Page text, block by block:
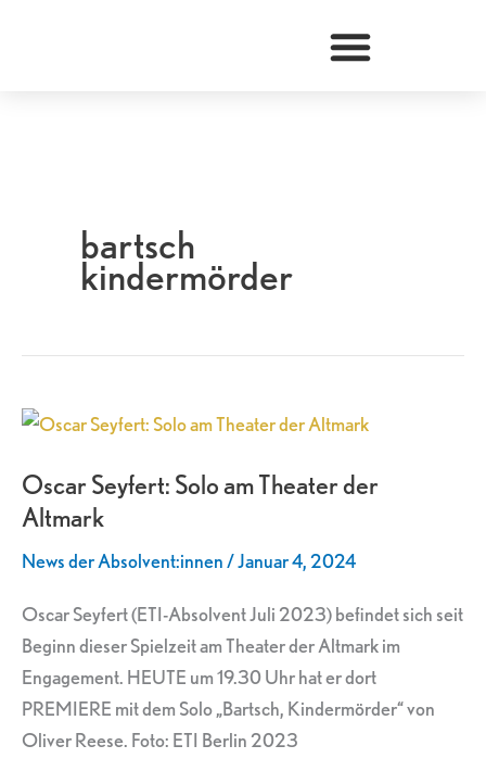
bartsch
kindermörder
Oscar Seyfert: Solo am Theater der
Altmark
News der Absolvent:innen/Januar 4, 2024
Oscar Seyfert (ETI-Absolvent Juli 2023) befindet sich seit
Beginn dieser Spielzeit am Theater der Altmark im
Engagement. HEUTE um 19.30 Uhr hat er dort
PREMIERE mit dem Solo „Bartsch, Kindermörder“ von
Oliver Reese. Foto: ETI Berlin 2023
Oscar
Solo
am
Altmark